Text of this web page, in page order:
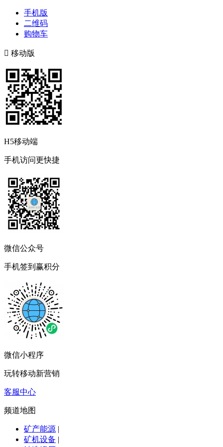
手机版
二维码
购物车
 移动版
H5移动端
手机访问更快捷
微信公众号
手机签到赢积分
微信小程序
玩转移动新营销
客服中心
频道地图
矿产能源 |
矿机设备 |